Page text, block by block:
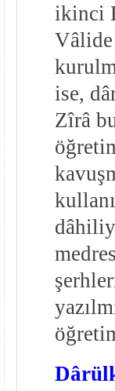
ikinci
Vâlide
ise,
Zîrâ